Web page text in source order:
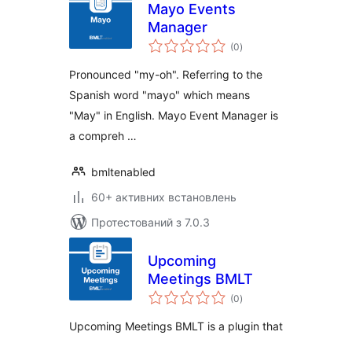
Mayo Events
Manager
(0загальний
рейтинг
)
Pronounced "my-oh". Referring to the
Spanish word "mayo" which means
"May" in English. Mayo Event Manager is
a compreh …
bmltenabled
60+ активних встановлень
Протестований з 7.0.3
Upcoming
Meetings BMLT
(0загальний
рейтинг
)
Upcoming Meetings BMLT is a plugin that